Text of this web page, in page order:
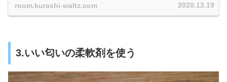
room.kurashi-waltz.com 2020.12.19
3.いい匂いの柔軟剤を使う